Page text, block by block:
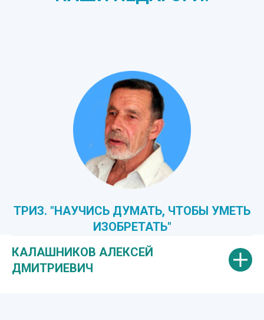
ТРИЗ. "НАУЧИСЬ ДУМАТЬ, ЧТОБЫ УМЕТЬ
ИЗОБРЕТАТЬ"
КАЛАШНИКОВ АЛЕКСЕЙ
ДМИТРИЕВИЧ